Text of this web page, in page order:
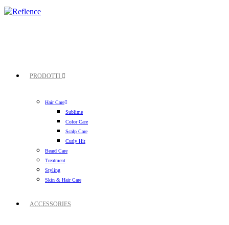
PRODOTTI
Hair Care
Sublime
Color Care
Scalp Care
Curly Hit
Beard Care
Treatment
Styling
Skin & Hair Care
ACCESSORIES